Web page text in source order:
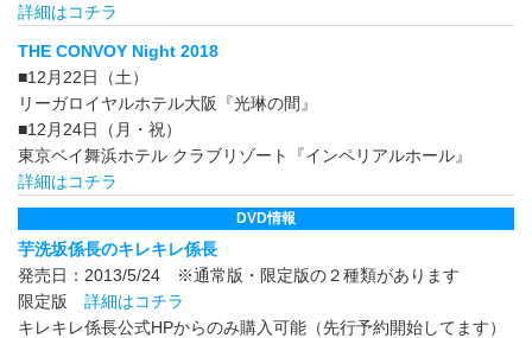
詳細はコチラ
THE CONVOY Night 2018
■12月22日（土）
リーガロイヤルホテル大阪『光琳の間』
■12月24日（月・祝）
東京ベイ舞浜ホテル クラブリゾート『インペリアルホール』
詳細はコチラ
DVD情報
芋洗坂係長のキレキレ係長
発売日：2013/5/24 ※通常版・限定版の２種類があります
限定版 詳細はコチラ
キレキレ係長公式HPからのみ購入可能（先行予約開始してます）